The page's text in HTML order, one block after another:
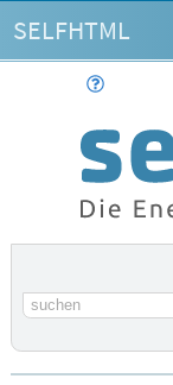
SELFHTML
Suchbegriff